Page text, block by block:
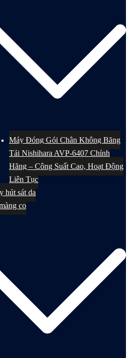
Máy Đóng Gói Chân Không Băng
Tải Nishihara AVP-6407 Chính
Hãng – Công Suất Cao, Hoạt Động
Liên Tục
hút sát da
co